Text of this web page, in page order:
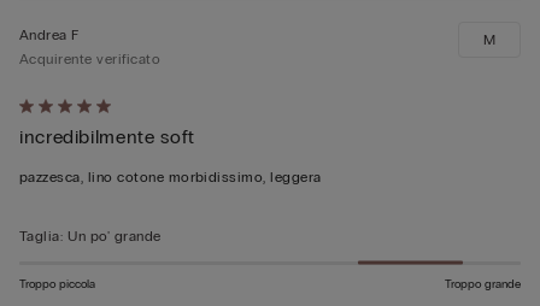
Valutato
5
su
Andrea F
Acquirente verificato
incredibilmente soft
pazzesca, lino cotone morbidissimo, leggera
M
Taglia: Un po' grande
Troppo piccola Troppo grande